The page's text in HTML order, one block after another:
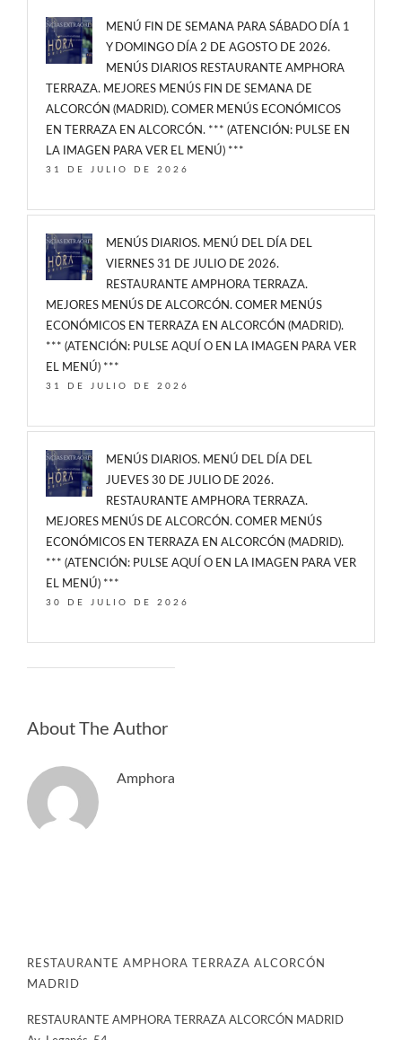
MENÚ FIN DE SEMANA PARA SÁBADO DÍA 1
Y DOMINGO DÍA 2 DE AGOSTO DE 2026.
MENÚS DIARIOS RESTAURANTE AMPHORA
TERRAZA. MEJORES MENÚS FIN DE SEMANA DE
ALCORCÓN (MADRID). COMER MENÚS ECONÓMICOS
EN TERRAZA EN ALCORCÓN. *** (ATENCIÓN: PULSE EN
LA IMAGEN PARA VER EL MENÚ) ***
31 DE JULIO DE 2026
MENÚS DIARIOS. MENÚ DEL DÍA DEL
VIERNES 31 DE JULIO DE 2026.
RESTAURANTE AMPHORA TERRAZA.
MEJORES MENÚS DE ALCORCÓN. COMER MENÚS
ECONÓMICOS EN TERRAZA EN ALCORCÓN (MADRID).
*** (ATENCIÓN: PULSE AQUÍ O EN LA IMAGEN PARA VER
EL MENÚ) ***
31 DE JULIO DE 2026
MENÚS DIARIOS. MENÚ DEL DÍA DEL
JUEVES 30 DE JULIO DE 2026.
RESTAURANTE AMPHORA TERRAZA.
MEJORES MENÚS DE ALCORCÓN. COMER MENÚS
ECONÓMICOS EN TERRAZA EN ALCORCÓN (MADRID).
*** (ATENCIÓN: PULSE AQUÍ O EN LA IMAGEN PARA VER
EL MENÚ) ***
30 DE JULIO DE 2026
About The Author
Amphora
RESTAURANTE AMPHORA TERRAZA ALCORCÓN
MADRID
RESTAURANTE AMPHORA TERRAZA ALCORCÓN MADRID